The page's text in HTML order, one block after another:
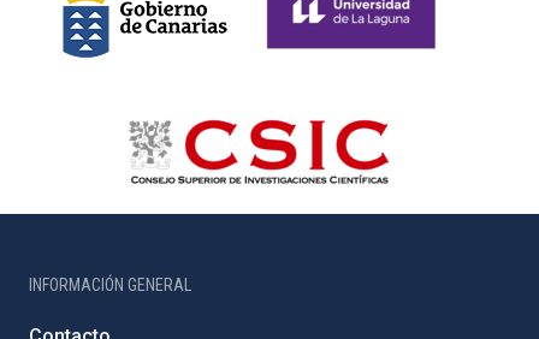
INFORMACIÓN GENERAL